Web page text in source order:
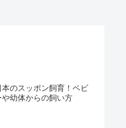
本のスッポン飼育！ベビ
や幼体からの飼い方